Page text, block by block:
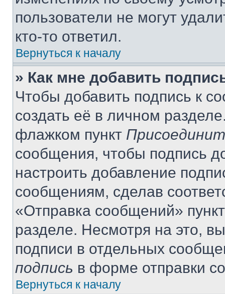
пользователи не могут
кто-то ответил.
Вернуться к началу
» Как мне добавить
Чтобы добавить подпись к
создать её в личном
флажком пункт
сообщения, чтобы подпись
настроить добавление
сообщениям, сделав
«Отправка сообщений»
разделе. Несмотря на это,
подписи в отдельных
подпись в форме отправки
Вернуться к началу